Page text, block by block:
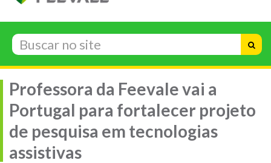
Professora da Feevale vai a
Portugal para fortalecer projeto
de pesquisa em tecnologias
assistivas